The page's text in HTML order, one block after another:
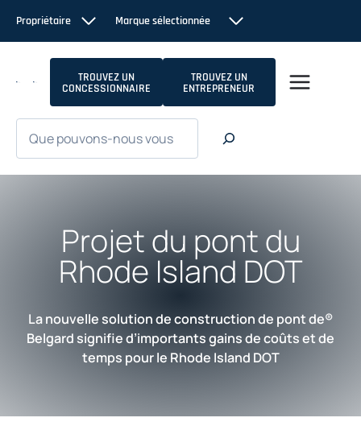
contenu
Propriétaire Marque sélectionnée
TROUVEZ UN
CONCESSIONNAIRE
TROUVEZ UN
ENTREPRENEUR
Projet du pont du
Rhode Island DOT
La nouvelle solution de construction de pont de®
Belgard signifie d’importants gains de coûts et de
temps pour le Rhode Island DOT